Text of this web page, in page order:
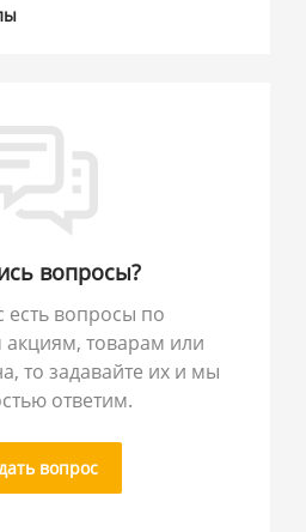
вопросы?
есть вопросы по
товарам или
то задавайте их и мы
ответим.
вопрос